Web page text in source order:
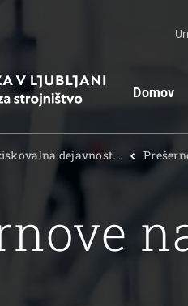
Domov
dejavnost...